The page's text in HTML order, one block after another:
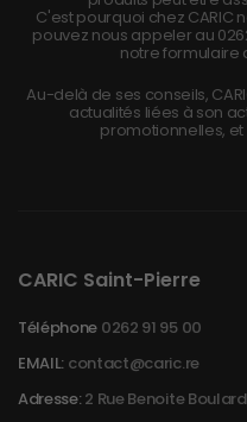
C'est pourquoi chez CARIC
pouvez nous appeler au
notre formulaire
Au-delà de ses conseils,
actualités liées à son
promotionnelles,
CARIC Saint-Pierre
Téléphone 0262 91 95 00
EMAIL: contact@caric.re
Adresse:2 Rue Benoite